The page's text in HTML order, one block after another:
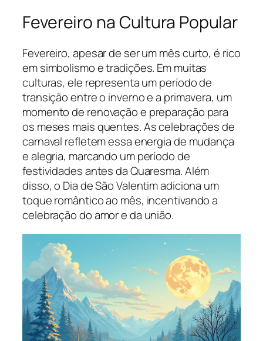
Fevereiro na Cultura Popular
Fevereiro, apesar de ser um mês curto, é rico
em simbolismo e tradições. Em muitas
culturas, ele representa um período de
transição entre o inverno e a primavera, um
momento de renovação e preparação para
os meses mais quentes. As celebrações de
carnaval refletem essa energia de mudança
e alegria, marcando um período de
festividades antes da Quaresma. Além
disso, o Dia de São Valentim adiciona um
toque romântico ao mês, incentivando a
celebração do amor e da união.